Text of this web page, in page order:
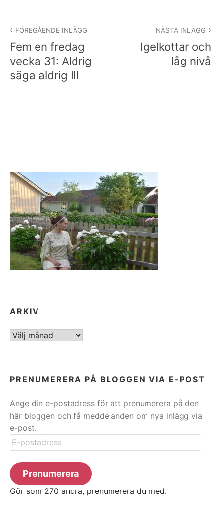
FÖREGÅENDE INLÄGG
Fem en fredag
vecka 31: Aldrig
säga aldrig III
NÄSTA INLÄGG
Igelkottar och
låg nivå
ARKIV
ARKIV
PRENUMERERA PÅ BLOGGEN VIA E-POST
Ange din e-postadress för att prenumerera på den
här bloggen och få meddelanden om nya inlägg via
e-post.
E-
postadress
Prenumerera
Gör som 270 andra, prenumerera du med.